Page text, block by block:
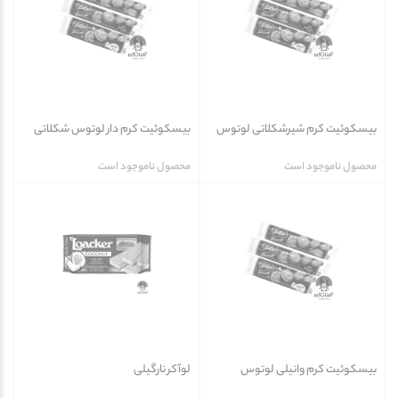
بیسکوئیت کرم شیرشکلاتی لوتوس
محصول ناموجود است
بیسکوئیت کرم دار لوتوس شکلاتی
محصول ناموجود است
بیسکوئیت کرم وانیلی لوتوس لوآکر نارگیلی